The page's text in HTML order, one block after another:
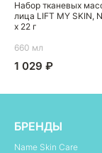
Набор тканевых
лица LIFT MY SKIN,
х 22 г
660 мл
1 029 ₽
БРЕНДЫ
Name Skin Care